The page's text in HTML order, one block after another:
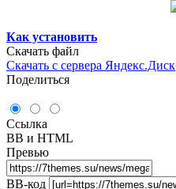
Как установить
Скачать файл
Скачать с сервера Яндекс.Диск
Поделиться
Ссылка
BB и HTML
Превью
BB-код